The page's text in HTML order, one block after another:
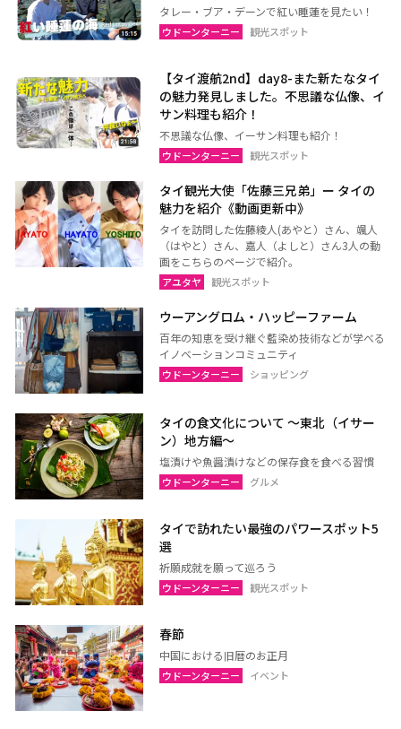
タレー・ブア・デーンで紅い睡蓮を見たい！
ウドーンターニー 観光スポット
【タイ渡航2nd】day8-また新たなタイ
の魅力発見しました。不思議な仏像、イ
サン料理も紹介！
不思議な仏像、イーサン料理も紹介！
ウドーンターニー 観光スポット
タイ観光大使「佐藤三兄弟」ー タイの
魅力を紹介《動画更新中》
タイを訪問した佐藤綾人(あやと）さん、颯人
（はやと）さん、嘉人（よしと）さん3人の動
画をこちらのページで紹介。
アユタヤ 観光スポット
ウーアングロム・ハッピーファーム
百年の知恵を受け継ぐ藍染め技術などが学べる
イノベーションコミュニティ
ウドーンターニー ショッピング
タイの食文化について 〜東北（イサー
ン）地方編〜
塩漬けや魚醤漬けなどの保存食を食べる習慣
ウドーンターニー グルメ
タイで訪れたい最強のパワースポット5
選
祈願成就を願って巡ろう
ウドーンターニー 観光スポット
春節
中国における旧暦のお正月
ウドーンターニー イベント